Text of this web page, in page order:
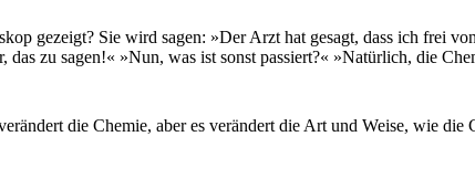
gezeigt? Sie wird sagen: »Der Arzt hat gesagt, dass ich frei
zu sagen!« »Nun, was ist sonst passiert?« »Natürlich, die
die Chemie, aber es verändert die Art und Weise, wie die